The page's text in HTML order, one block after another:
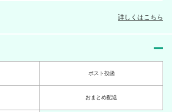
詳しくはこちら
ポスト投函
おまとめ配送